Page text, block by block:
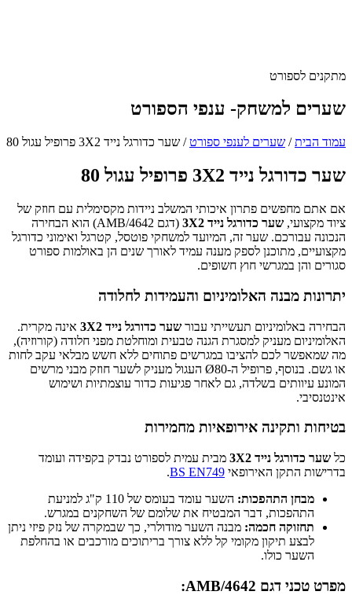
מתקנים לספורט
שערים למשחק- ענפי הספורט
עמוד הבית/ שערים לענפי ספורט/ שער כדורגל נייד 3X2 פרופיל עגול 80
שער כדורגל נייד 3X2 פרופיל עגול 80
אם אתם מחפשים פתרון איכותי המשלב ניידות מקסימלית עם חוזק של
ציוד מקצועי, שער כדורגל נייד 3X2
(דגם AMB/4642) הוא הבחירה
הנכונה עבורכם. שער זה, המיועד למשחקי פוטסל, קטרגל ואימוני כדורגל
מקצועיים, מתוכנן לספק מענה עמיד לאורך שנים הן באולמות ספורט
סגורים והן במגרשי חוץ חשופים.
יתרונות מבנה האלומיניום והעמידות לחלודה
הבחירה באלומיניום תעשייתי עבור שער כדורגל נייד 3X2
אינה מקרית.
האלומיניום מעניק למסגרת הגנה טבעית ומוחלטת מפני חלודה (קורוזיה),
מה שמאפשר לכם להציבו במגרשים פתוחים ללא חשש מבלאי עקב לחות
או גשם. בנוסף, פרופיל ה-Ø80 העגול מעניק לשער חוזק מבני מרשים
המונע עיוותים בשלדה, גם לאחר פגיעות כדור עוצמתיות ושימוש
אינטנסיבי.
בטיחות ותקינה אירופאיות מחמירות
כל שער כדורגל נייד 3X2
מבית עמית לספורט נבדק בקפידה ועומד
בדרישות התקן האירופאי BS EN749
.
מבחן התהפכות:
השער עומד בעומס של 110 ק"ג למניעת
התהפכות, דבר המבטיח את שלומם של השחקנים במגרש.
תחזוקה חכמה: מבנה השער מודולרי, כך שבמקרה של נזק פיזי ניתן
לבצע תיקון מקומי קל ללא צורך בריתוכים מורכבים או בהחלפת
השער כולו.
מפרט טכני דגם AMB/4642: